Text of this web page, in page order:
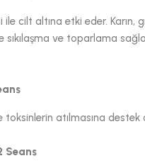
cilt altına etki eder. Karın,
ve toparlama
atılmasına destek
Seans